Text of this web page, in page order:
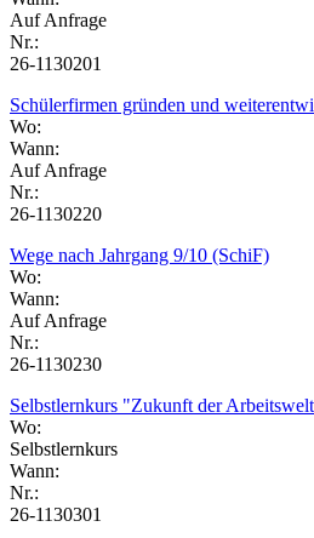
Auf Anfrage
Nr.:
26-1130201
Schülerfirmen gründen und
Wo:
Wann:
Auf Anfrage
Nr.:
26-1130220
Wege nach Jahrgang 9/10 (SchiF)
Wo:
Wann:
Auf Anfrage
Nr.:
26-1130230
Selbstlernkurs "Zukunft der
Wo:
Selbstlernkurs
Wann:
Nr.:
26-1130301